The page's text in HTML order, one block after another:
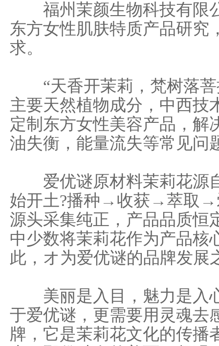
福州茉颜生物科技有限
东方女性肌肤特质产品研究
求。
“天香开茉莉，梵树落菩
主要天然植物成分，中西技
定制东方女性美容产品，解
油失衡，能量流失等常见问
爱优谜原材料茉莉花源
始开土?播种→收获→萃取→
源头采集纯正，产品品质恒
中少数将茉莉花作为产品核
此，オ为爱优谜的品牌发展
美丽是入目，魅力是入
于爱优谜，更需要用灵魂去
牌，它是茉莉花文化的传播